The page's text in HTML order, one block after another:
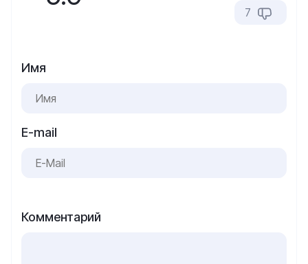
7
Имя
E-mail
Комментарий